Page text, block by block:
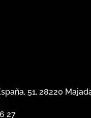
51, 28220
27